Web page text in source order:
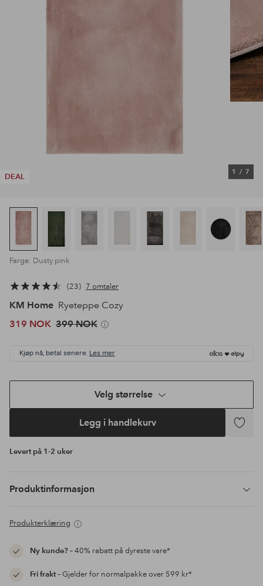
DEAL
1 / 7
Farge: Dusty pink
23 7 omtaler
KM Home Ryeteppe Cozy
319 NOK 399 NOK
Kjøp nå, betal senere. Les mer
Velg størrelse
Legg i handlekurv
Legg
Levert på 1-2 uker
Produktinformasjon
Produkterklæring
Ny kunde?– 40% rabatt på dyreste vare*
Fri frakt– Gjelder for normalpakke over 599 kr*